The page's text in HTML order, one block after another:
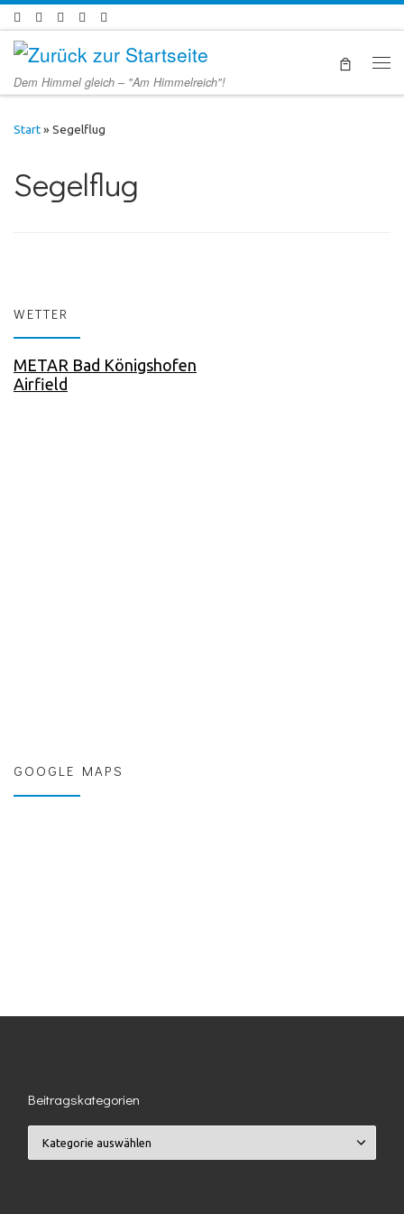
Zum Inhalt springen
Dem Himmel gleich – "Am Himmelreich"!
Start » Segelflug
Segelflug
WETTER
METAR Bad Königshofen
Airfield
GOOGLE MAPS
Beitragskategorien